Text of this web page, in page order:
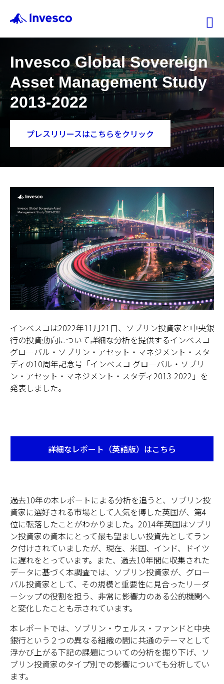
ファンド情報
マーケット情報
投資のヒント
機関投資家
日本
Invesco Global Sovereign
Asset Management Study
2013-2022
プレスリリースはこちらをクリック
インベスコは2022年11月21日、ソブリン投資家と中央銀
行の投資動向について詳細な分析を提供するインベスコ
グローバル・ソブリン・アセット・マネジメント・スタ
ディの10周年記念号「インベスコ グローバル・ソブリ
ン・アセット・マネジメント・スタディ2013-2022」を
発表しました。
詳細なレポート（英語版）はこちら
過去10年の本レポートによる分析を追うと、ソブリン投
資家に選好される市場として人気を博した英国が、第4
位に転落したことがわかりました。2014年英国はソブリ
ン投資家の資本にとって最も望ましい投資先としてラン
ク付けされていましたが、現在、米国、インド、ドイツ
に遅れをとっています。また、過去10年間に収集された
データに基づく本調査では、ソブリン投資家が、グロー
バル投資家として、その規模と重要性に見合ったリーダ
ーシップの役割を担う、非常に影響力のある公的機関へ
と変化したことも示されています。
本レポートでは、ソブリン・ウェルス・ファンドと中央
銀行という２つの異なる組織の間に共通のテーマとして
浮かび上がる下記の課題についての分析を掘り下げ、ソ
ブリン投資家のタイプ別での影響についても分析してい
ます。